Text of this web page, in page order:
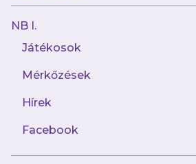
NB I.
Játékosok
Mérkőzések
Hírek
Facebook
2024.08.30
Aboubakar Keita távozik